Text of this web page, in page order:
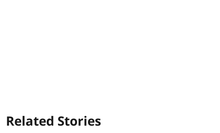
Related Stories